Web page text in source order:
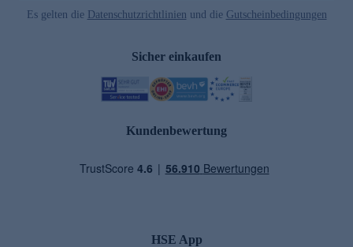
Es gelten die Datenschutzrichtlinien und die Gutscheinbedingungen
Sicher einkaufen
Kundenbewertung
HSE App